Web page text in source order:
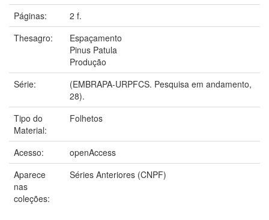
Páginas:
2 f.
Thesagro:
Espaçamento
Pinus Patula
Produção
Série:
(EMBRAPA-URPFCS. Pesquisa em andamento,
28).
Tipo do
Material:
Folhetos
Acesso:
openAccess
Aparece
nas
coleções:
Séries Anteriores (CNPF)